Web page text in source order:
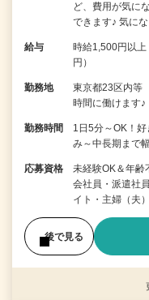
ど、費用が気に
できます♪ 気に
給与
時給1,500円以
円）
勤務地
東京都23区内等
時間に働けます♪
勤務時間
1日5分～OK！
み～中長期まで
応募資格
未経験OK＆年
会社員・派遣社
イト・主婦（夫
後で見る